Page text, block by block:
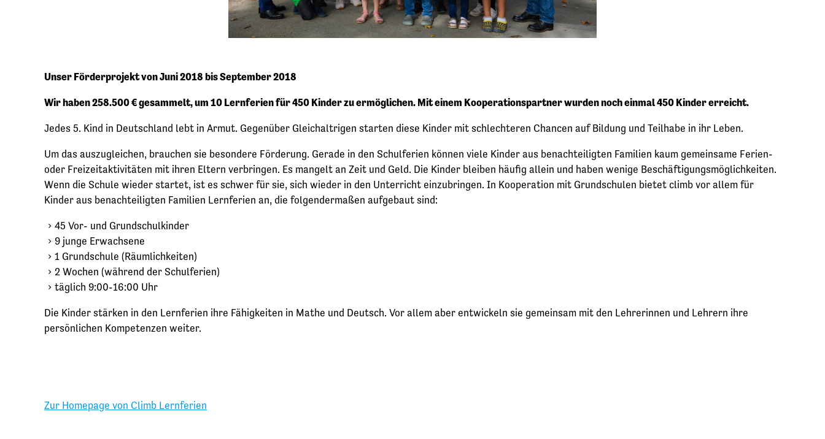
Unser Förderprojekt von Juni 2018 bis September 2018
Wir haben 258.500 € gesammelt, um 10 Lernferien für 450 Kinder zu ermöglichen. Mit einem Kooperationspartner wurden noch einmal 450 Kinder erreicht.
Jedes 5. Kind in Deutschland lebt in Armut. Gegenüber Gleichaltrigen starten diese Kinder mit schlechteren Chancen auf Bildung und Teilhabe in ihr Leben.
Um das auszugleichen, brauchen sie besondere Förderung. Gerade in den Schulferien können viele Kinder aus benachteiligten Familien kaum gemeinsame Ferien-
oder Freizeitaktivitäten mit ihren Eltern verbringen. Es mangelt an Zeit und Geld. Die Kinder bleiben häufig allein und haben wenige Beschäftigungsmöglichkeiten.
Wenn die Schule wieder startet, ist es schwer für sie, sich wieder in den Unterricht einzubringen. In Kooperation mit Grundschulen bietet climb vor allem für
Kinder aus benachteiligten Familien Lernferien an, die folgendermaßen aufgebaut sind:
45 Vor- und Grundschulkinder
9 junge Erwachsene
1 Grundschule (Räumlichkeiten)
2 Wochen (während der Schulferien)
täglich 9:00-16:00 Uhr
Die Kinder stärken in den Lernferien ihre Fähigkeiten in Mathe und Deutsch. Vor allem aber entwickeln sie gemeinsam mit den Lehrerinnen und Lehrern ihre
persönlichen Kompetenzen weiter.
Zur Homepage von Climb Lernferien